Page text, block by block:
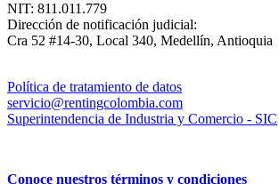
NIT: 811.011.779
Dirección de notificación judicial:
Cra 52 #14-30, Local 340, Medellín, Antioquia
Política de tratamiento de datos
servicio@rentingcolombia.com
Superintendencia de Industria y Comercio - SIC
Conoce nuestros términos y condiciones